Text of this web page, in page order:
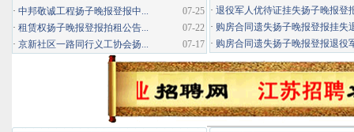
· 退役军人优待证挂失扬子晚报登
· 购房合同遗失扬子晚报登报挂失
· 购房合同遗失扬子晚报登报退役
07-25
· 中邦敬诚工程扬子晚报登报中...
07-22
· 租赁权扬子晚报登报拍租公告...
07-17
· 京新社区一路同行义工协会扬...